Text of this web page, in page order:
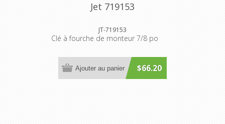
Jet 719153
JT-719153
Clé à fourche de monteur 7/8 po
$66.20
Ajouter au panier